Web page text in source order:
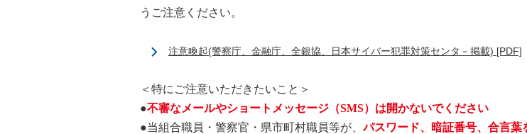
うご注意ください。
注意喚起(警察庁、金融庁、全銀協、日本サイバー犯罪対策センタ－掲載) [PDF]
＜特にご注意いただきたいこと＞
●不審なメールやショートメッセージ（SMS）は開かないでください
●当組合職員・警察官・県市町村職員等が、パスワード、暗証番号、合言葉